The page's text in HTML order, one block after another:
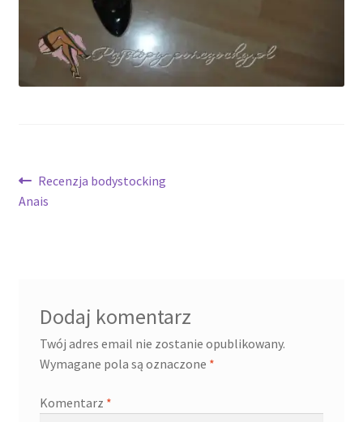
Nawigacja
wpisu
Poprzedni
wpis:
Recenzja bodystocking
Anais
Dodaj komentarz
Twój adres email nie zostanie opublikowany.
Wymagane pola są oznaczone *
Komentarz *